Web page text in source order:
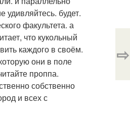
будет.
факультета. а
что кукольный
каждого в своём.
они в поле
проппа.
собственно
и всех с
⇨